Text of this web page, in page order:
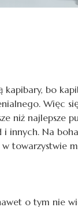
kapibary, bo
Więc
niż najlepsze
innych. Na
towarzystwie
o tym nie